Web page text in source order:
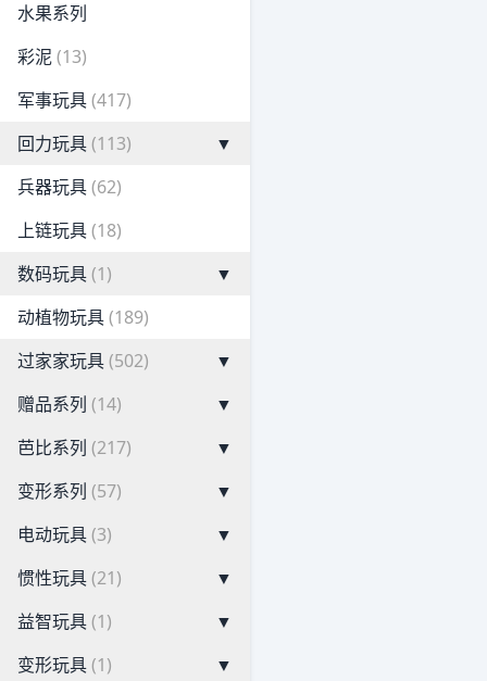
水果系列
彩泥(13)
军事玩具(417)
回力玩具(113)
▼
兵器玩具(62)
上链玩具(18)
数码玩具(1)
▼
动植物玩具(189)
过家家玩具(502)
▼
赠品系列 (14)
▼
芭比系列 (217)
▼
变形系列 (57)
▼
电动玩具(3)
▼
惯性玩具(21)
▼
益智玩具(1)
▼
变形玩具(1)
▼